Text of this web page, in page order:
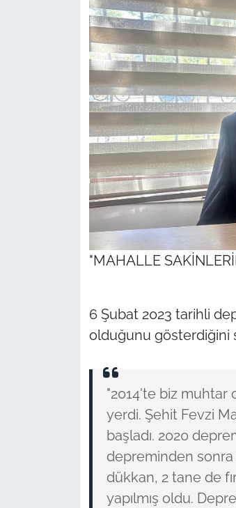
"MAHALLE
6 Şubat 2023 tarihli
olduğunu gösterdiğini
"2014'te biz muhtar
yerdi. Şehit Fevzi
başladı. 2020
depreminden sonra
dükkan, 2 tane de
yapılmış oldu.